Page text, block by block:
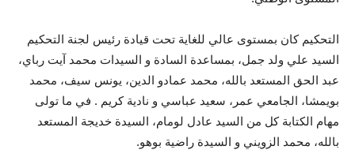
التحكيم كان بمستوى عالي للغاية تحت قيادة رئيس لجنة التحكيم
السيد علي ولد جمل، بمساعدة السادة و السيدات محمد آيت رباي،
عبد الحق المستعد بالله، محمد عمادو الدين، يونس سيف، محمد
بويمشا، الجامعي عمر، سعيد عباسي و نادية كريم . في ما تولى
مهام الكتابة كل من السيد عادل لومام، السيدة خديجة المستعد
بالله، محمد الزويني و السيدة راضية بوهو.